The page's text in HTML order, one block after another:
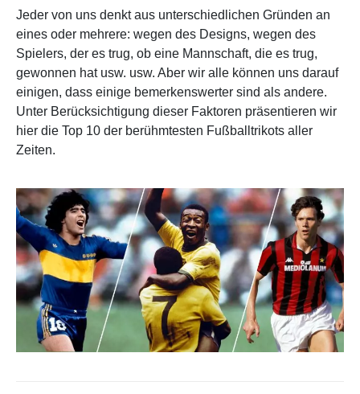
Jeder von uns denkt aus unterschiedlichen Gründen an
eines oder mehrere: wegen des Designs, wegen des
Spielers, der es trug, ob eine Mannschaft, die es trug,
gewonnen hat usw. usw. Aber wir alle können uns darauf
einigen, dass einige bemerkenswerter sind als andere.
Unter Berücksichtigung dieser Faktoren präsentieren wir
hier die Top 10 der berühmtesten Fußballtrikots aller
Zeiten.